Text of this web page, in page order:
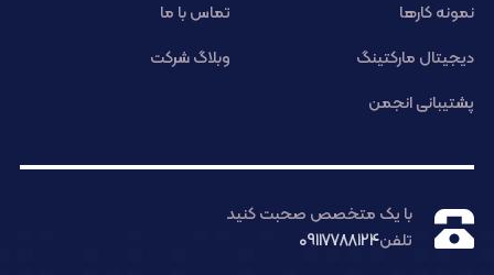
نمونه کارها
تماس با ما
دیجیتال مارکتینگ
وبلاگ شرکت
پشتیبانی انجمن
با یک متخصص صحبت کنید
تلفن09117788124